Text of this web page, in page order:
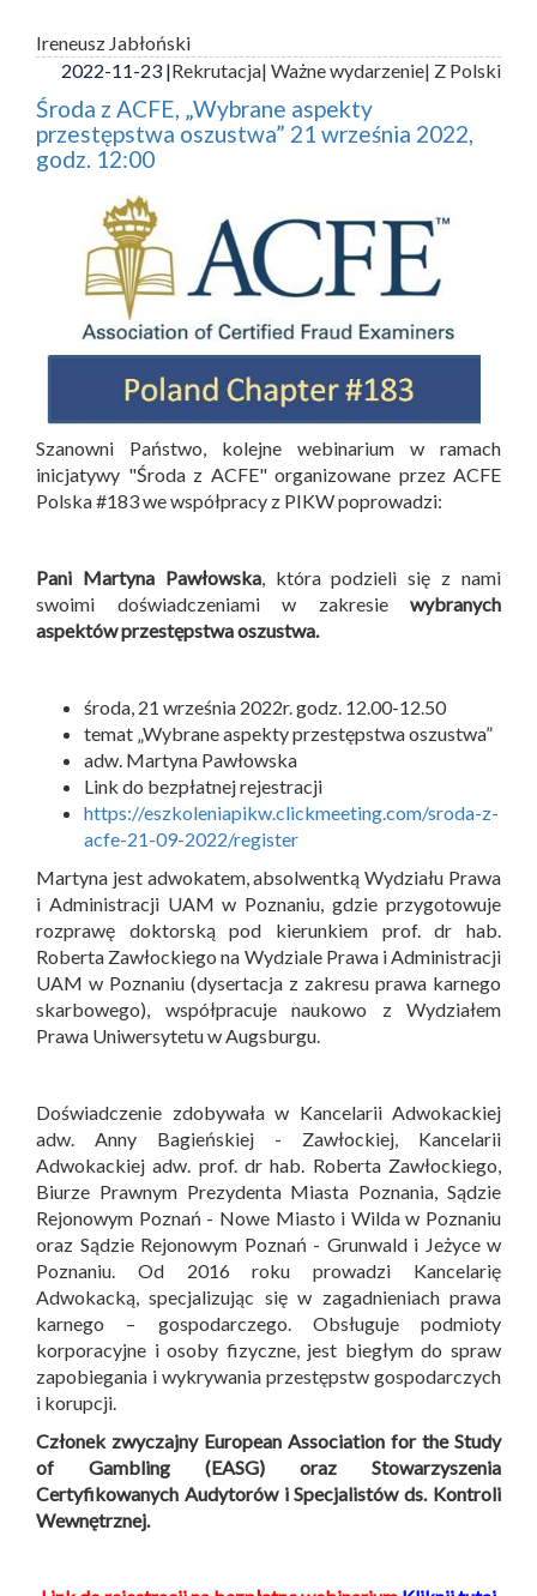
Ireneusz Jabłoński
2022-11-23 |Rekrutacja| Ważne wydarzenie| Z Polski
Środa z ACFE, „Wybrane aspekty
przestępstwa oszustwa” 21 września 2022,
godz. 12:00
Szanowni Państwo, kolejne webinarium w ramach
inicjatywy "Środa z ACFE" organizowane przez ACFE
Polska #183 we współpracy z PIKW poprowadzi:
Pani Martyna Pawłowska, która podzieli się z nami
swoimi doświadczeniami w zakresie wybranych
aspektów przestępstwa oszustwa.
środa, 21 września 2022r. godz. 12.00-12.50
temat „Wybrane aspekty przestępstwa oszustwa”
adw. Martyna Pawłowska
Link do bezpłatnej rejestracji
https://eszkoleniapikw.clickmeeting.com/sroda-z-
acfe-21-09-2022/register
Martyna jest adwokatem, absolwentką Wydziału Prawa
i Administracji UAM w Poznaniu, gdzie przygotowuje
rozprawę doktorską pod kierunkiem prof. dr hab.
Roberta Zawłockiego na Wydziale Prawa i Administracji
UAM w Poznaniu (dysertacja z zakresu prawa karnego
skarbowego), współpracuje naukowo z Wydziałem
Prawa Uniwersytetu w Augsburgu.
Doświadczenie zdobywała w Kancelarii Adwokackiej
adw. Anny Bagieńskiej - Zawłockiej, Kancelarii
Adwokackiej adw. prof. dr hab. Roberta Zawłockiego,
Biurze Prawnym Prezydenta Miasta Poznania, Sądzie
Rejonowym Poznań - Nowe Miasto i Wilda w Poznaniu
oraz Sądzie Rejonowym Poznań - Grunwald i Jeżyce w
Poznaniu. Od 2016 roku prowadzi Kancelarię
Adwokacką, specjalizując się w zagadnieniach prawa
karnego – gospodarczego. Obsługuje podmioty
korporacyjne i osoby fizyczne, jest biegłym do spraw
zapobiegania i wykrywania przestępstw gospodarczych
i korupcji.
Członek zwyczajny European Association for the Study
of Gambling (EASG) oraz Stowarzyszenia
Certyfikowanych Audytorów i Specjalistów ds. Kontroli
Wewnętrznej.